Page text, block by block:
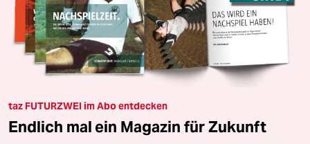
taz FUTURZWEI im Abo entdecken
Endlich mal ein Magazin für Zukunft